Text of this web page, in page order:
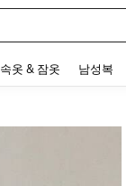
속옷 & 잠옷 남성복